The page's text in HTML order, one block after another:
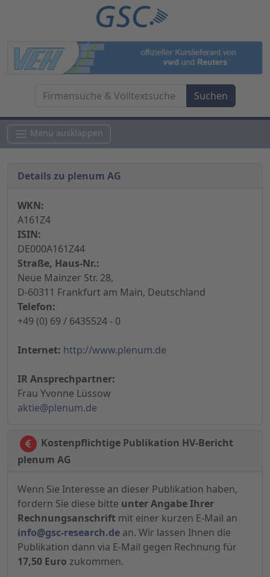
Menü ausklappen
Details zu plenum AG
WKN:
A161Z4
ISIN:
DE000A161Z44
Straße, Haus-Nr.:
Neue Mainzer Str. 28,
D-60311 Frankfurt am Main, Deutschland
Telefon:
+49 (0) 69 / 6435524 - 0
Internet: http://www.plenum.de
IR Ansprechpartner:
Frau Yvonne Lüssow
aktie@plenum.de
Kostenpflichtige Publikation HV-Bericht
plenum AG
Wenn Sie Interesse an dieser Publikation haben,
fordern Sie diese bitte unter Angabe Ihrer
Rechnungsanschrift mit einer kurzen E-Mail an
info@gsc-research.de an. Wir lassen Ihnen die
Publikation dann via E-Mail gegen Rechnung für
17,50 Euro zukommen.